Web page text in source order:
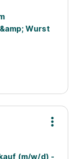
Wurst
(m/w/d) -